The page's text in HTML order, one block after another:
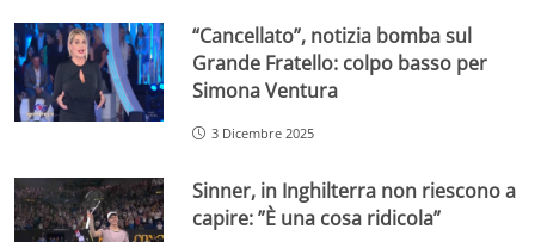
“Cancellato”, notizia bomba sul
Grande Fratello: colpo basso per
Simona Ventura
3 Dicembre 2025
Sinner, in Inghilterra non riescono a
capire: ”È una cosa ridicola”